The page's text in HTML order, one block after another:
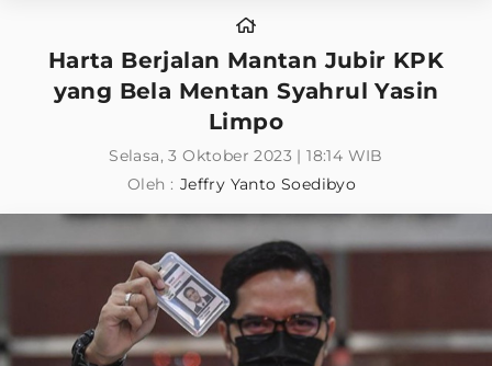
Harta Berjalan Mantan Jubir KPK
yang Bela Mentan Syahrul Yasin
Limpo
Selasa, 3 Oktober 2023 | 18:14 WIB
Oleh : Jeffry Yanto Soedibyo